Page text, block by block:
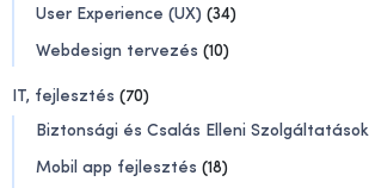
User Experience (UX) (34)
Webdesign tervezés (10)
IT, fejlesztés (70)
Biztonsági és Csalás Elleni Szolgáltatások
Mobil app fejlesztés (18)